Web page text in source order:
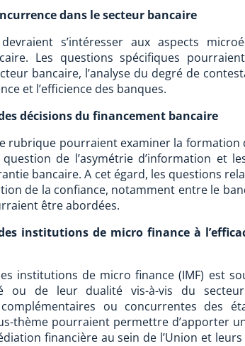
dans le secteur bancaire
s’intéresser aux aspects
Les questions spécifiques
bancaire, l’analyse du degré de
et l’efficience des banques.
décisions du financement bancaire
rubrique pourraient examiner la formation
de l’asymétrie d’information et
bancaire. A cet égard, les questions
de la confiance, notamment entre le
être abordées.
institutions de micro finance à
institutions de micro finance (IMF) est
ou de leur dualité vis-à-vis du
ou concurrentes des
thème pourraient permettre d’apporter
financière au sein de l’Union et